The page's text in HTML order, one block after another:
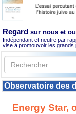
Regard sur nous et
Indépendant et neutre par
vise à promouvoir les grands
Observatoire des
Energy Star,